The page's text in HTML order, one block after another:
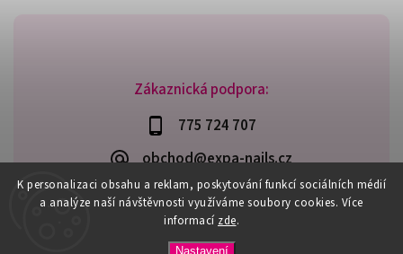
K personalizaci obsahu a reklam, poskytování funkcí sociálních médií
a analýze naší návštěvnosti využíváme soubory cookies. Více
informací zde.
Nastavení
Zákaznická podpora:
775 724 707
obchod@expa-nails.cz
Expanails.cz. Všechna práva vyhrazena.